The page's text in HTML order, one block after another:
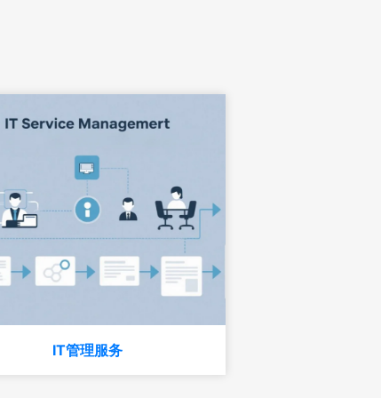
IT管理服务